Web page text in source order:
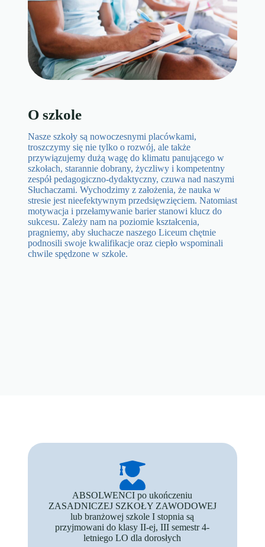
O szkole
Nasze szkoły są nowoczesnymi placówkami,
troszczymy się nie tylko o rozwój, ale także
przywiązujemy dużą wagę do klimatu panującego w
szkołach, starannie dobrany, życzliwy i kompetentny
zespół pedagogiczno-dydaktyczny, czuwa nad naszymi
Słuchaczami. Wychodzimy z założenia, że nauka w
stresie jest nieefektywnym przedsięwzięciem. Natomiast
motywacja i przełamywanie barier stanowi klucz do
sukcesu. Zależy nam na poziomie kształcenia,
pragniemy, aby słuchacze naszego Liceum chętnie
podnosili swoje kwalifikacje oraz ciepło wspominali
chwile spędzone w szkole.
ABSOLWENCI po ukończeniu
ZASADNICZEJ SZKOŁY ZAWODOWEJ
lub branżowej szkole I stopnia są
przyjmowani do klasy II-ej, III semestr 4-
letniego LO dla dorosłych